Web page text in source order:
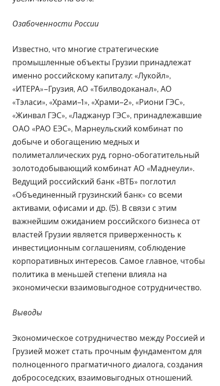
Озабоченности России
Известно, что многие стратегические
промышленные объекты Грузии принадлежат
именно российскому капиталу: «Лукойл»,
«ИТЕРА»–Грузия, АО «Тбилводоканал», АО
«Тэласи», «Храми–1», «Храми–2», «Риони ГЭС»,
«Жинвал ГЭС», «Ладжанур ГЭС», принадлежавшие
ОАО «РАО ЕЭС», Марнеульский комбинат по
добыче и обогащению медных и
полиметаллических руд, горно-обогатительный
золотодобывающий комбинат АО «Маднеули».
Ведущий российский банк «ВТБ» поглотил
«Объединенный грузинский банк» со всеми
активами, офисами и др. (5). В связи с этим
важнейшим ожиданием российского бизнеса от
властей Грузии является приверженность к
инвестиционным соглашениям, соблюдение
корпоративных интересов. Самое главное, чтобы
политика в меньшей степени влияла на
экономически взаимовыгодное сотрудничество.
Выводы
Экономическое сотрудничество между Россией и
Грузией может стать прочным фундаментом для
полноценного прагматичного диалога, создания
добрососедских, взаимовыгодных отношений.